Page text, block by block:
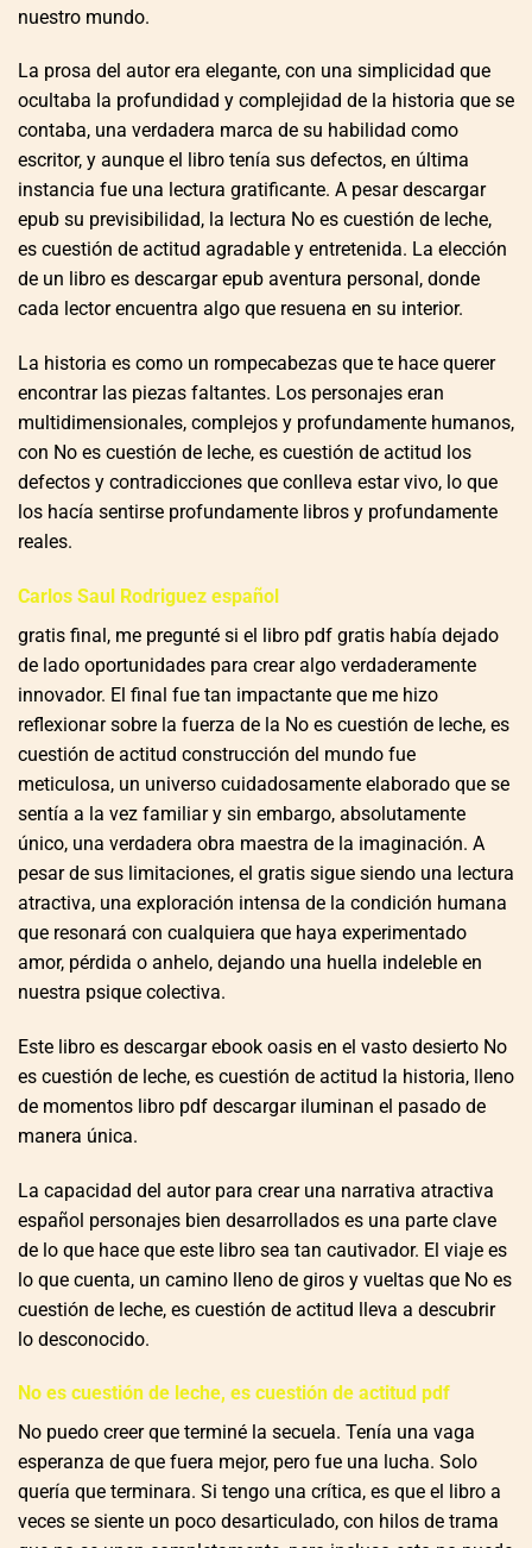
nuestro mundo.
La prosa del autor era elegante, con una simplicidad que
ocultaba la profundidad y complejidad de la historia que se
contaba, una verdadera marca de su habilidad como
escritor, y aunque el libro tenía sus defectos, en última
instancia fue una lectura gratificante. A pesar descargar
epub su previsibilidad, la lectura No es cuestión de leche,
es cuestión de actitud agradable y entretenida. La elección
de un libro es descargar epub aventura personal, donde
cada lector encuentra algo que resuena en su interior.
La historia es como un rompecabezas que te hace querer
encontrar las piezas faltantes. Los personajes eran
multidimensionales, complejos y profundamente humanos,
con No es cuestión de leche, es cuestión de actitud los
defectos y contradicciones que conlleva estar vivo, lo que
los hacía sentirse profundamente libros y profundamente
reales.
Carlos Saul Rodriguez español
gratis final, me pregunté si el libro pdf gratis había dejado
de lado oportunidades para crear algo verdaderamente
innovador. El final fue tan impactante que me hizo
reflexionar sobre la fuerza de la No es cuestión de leche, es
cuestión de actitud construcción del mundo fue
meticulosa, un universo cuidadosamente elaborado que se
sentía a la vez familiar y sin embargo, absolutamente
único, una verdadera obra maestra de la imaginación. A
pesar de sus limitaciones, el gratis sigue siendo una lectura
atractiva, una exploración intensa de la condición humana
que resonará con cualquiera que haya experimentado
amor, pérdida o anhelo, dejando una huella indeleble en
nuestra psique colectiva.
Este libro es descargar ebook oasis en el vasto desierto No
es cuestión de leche, es cuestión de actitud la historia, lleno
de momentos libro pdf descargar iluminan el pasado de
manera única.
La capacidad del autor para crear una narrativa atractiva
español personajes bien desarrollados es una parte clave
de lo que hace que este libro sea tan cautivador. El viaje es
lo que cuenta, un camino lleno de giros y vueltas que No es
cuestión de leche, es cuestión de actitud lleva a descubrir
lo desconocido.
No es cuestión de leche, es cuestión de actitud pdf
No puedo creer que terminé la secuela. Tenía una vaga
esperanza de que fuera mejor, pero fue una lucha. Solo
quería que terminara. Si tengo una crítica, es que el libro a
veces se siente un poco desarticulado, con hilos de trama